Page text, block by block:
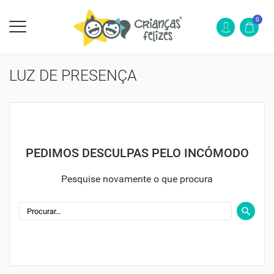
0
LUZ DE PRESENÇA
PEDIMOS DESCULPAS PELO INCÓMODO
Pesquise novamente o que procura